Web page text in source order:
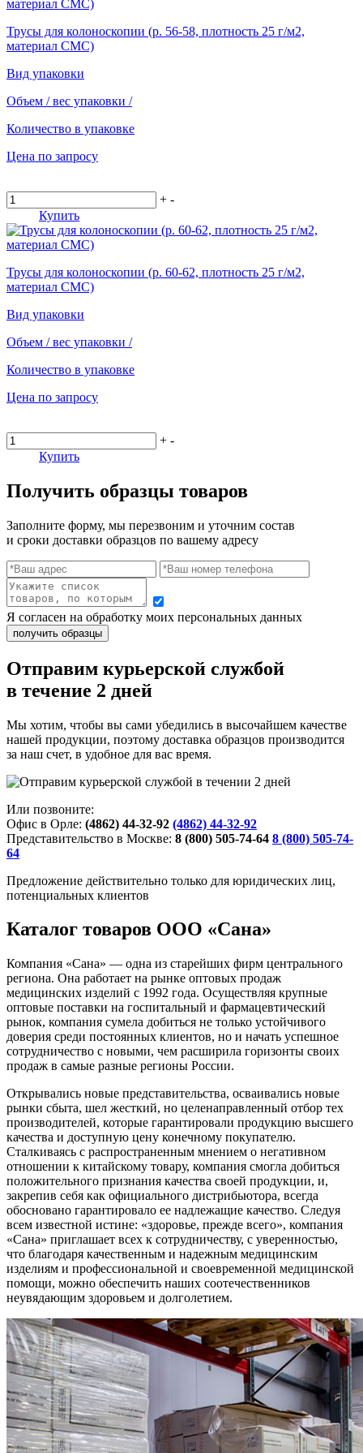
Трусы для колоноскопии (р. 56-58, плотность 25 г/м2,
материал СМС)
Вид упаковки
Объем / вес упаковки /
Количество в упаковке
Цена по запросу
+ -
Купить
Трусы для колоноскопии (р. 60-62, плотность 25 г/м2,
материал СМС)
Вид упаковки
Объем / вес упаковки /
Количество в упаковке
Цена по запросу
+ -
Купить
Получить образцы товаров
Заполните форму, мы перезвоним и уточним состав
и сроки доставки образцов по вашему адресу
Я согласен на обработку моих персональных данных
Отправим курьерской службой
в течение 2 дней
Мы хотим, чтобы вы сами убедились в высочайшем качестве
нашей продукции, поэтому доставка образцов производится
за наш счет, в удобное для вас время.
Или позвоните:
Офис в Орле: (4862) 44-32-92 (4862) 44-32-92
Представительство в Москве: 8 (800) 505-74-64 8 (800) 505-74-
64
Предложение действительно только для юридических лиц,
потенциальных клиентов
Каталог товаров ООО «Сана»
Компания «Сана» — одна из старейших фирм центрального
региона. Она работает на рынке оптовых продаж
медицинских изделий с 1992 года. Осуществляя крупные
оптовые поставки на госпитальный и фармацевтический
рынок, компания сумела добиться не только устойчивого
доверия среди постоянных клиентов, но и начать успешное
сотрудничество с новыми, чем расширила горизонты своих
продаж в самые разные регионы России.
Открывались новые представительства, осваивались новые
рынки сбыта, шел жесткий, но целенаправленный отбор тех
производителей, которые гарантировали продукцию высшего
качества и доступную цену конечному покупателю.
Сталкиваясь с распространенным мнением о негативном
отношении к китайскому товару, компания смогла добиться
положительного признания качества своей продукции, и,
закрепив себя как официального дистрибьютора, всегда
обосновано гарантировало ее надлежащие качество. Следуя
всем известной истине: «здоровье, прежде всего», компания
«Сана» приглашает всех к сотрудничеству, с уверенностью,
что благодаря качественным и надежным медицинским
изделиям и профессиональной и своевременной медицинской
помощи, можно обеспечить наших соотечественников
неувядающим здоровьем и долголетием.